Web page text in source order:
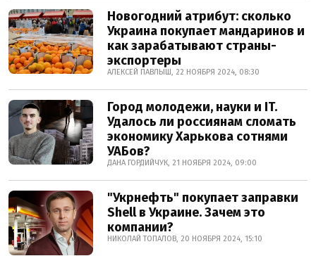
Новогодний атрибут: сколько
Украина покупает мандаринов и
как зарабатывают страны-
экспортеры
АЛЕКСЕЙ ПАВЛЫШ, 22 НОЯБРЯ 2024, 08:30
Город молодежи, науки и IT.
Удалось ли россиянам сломать
экономику Харькова сотнями
УАБов?
ДАНА ГОРДИЙЧУК, 21 НОЯБРЯ 2024, 09:00
"Укрнефть" покупает заправки
Shell в Украине. Зачем это
компании?
НИКОЛАЙ ТОПАЛОВ, 20 НОЯБРЯ 2024, 15:10